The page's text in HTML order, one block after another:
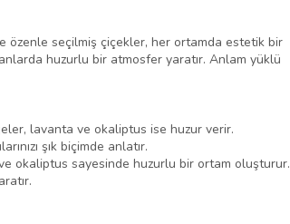
özenle seçilmiş çiçekler, her ortamda estetik bir
huzurlu bir atmosfer yaratır. Anlam yüklü
lavanta ve okaliptus ise huzur verir.
şık biçimde anlatır.
okaliptus sayesinde huzurlu bir ortam oluşturur.